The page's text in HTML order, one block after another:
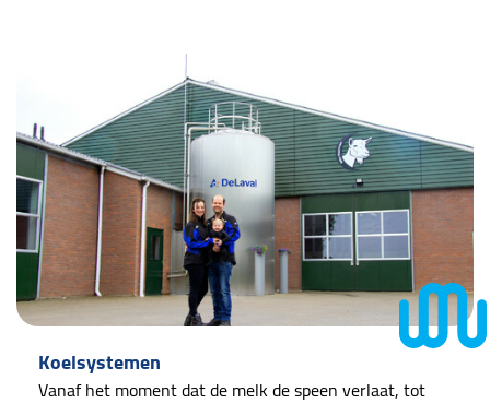
Koelsystemen
Vanaf het moment dat de melk de speen verlaat, tot